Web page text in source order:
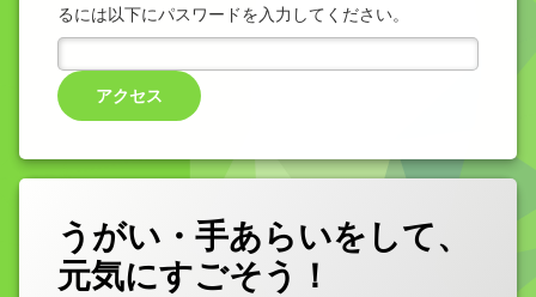
るには以下にパスワードを入力してください。
うがい・手あらいをして、
元気にすごそう！